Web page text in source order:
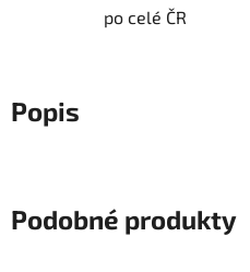
po celé ČR
Popis
Podobné produkty